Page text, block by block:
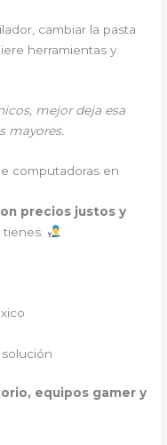
cambiar la pasta
herramientas y
mejor deja esa
mayores.
computadoras en
precios justos y
tienes.
equipos gamer y